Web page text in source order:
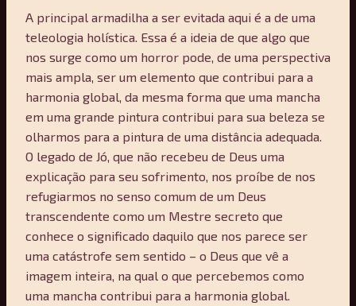
A principal armadilha a ser evitada aqui é a de uma
teleologia holística. Essa é a ideia de que algo que
nos surge como um horror pode, de uma perspectiva
mais ampla, ser um elemento que contribui para a
harmonia global, da mesma forma que uma mancha
em uma grande pintura contribui para sua beleza se
olharmos para a pintura de uma distância adequada.
O legado de Jó, que não recebeu de Deus uma
explicação para seu sofrimento, nos proíbe de nos
refugiarmos no senso comum de um Deus
transcendente como um Mestre secreto que
conhece o significado daquilo que nos parece ser
uma catástrofe sem sentido – o Deus que vê a
imagem inteira, na qual o que percebemos como
uma mancha contribui para a harmonia global.